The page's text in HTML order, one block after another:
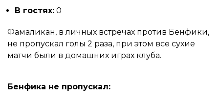
В гостях: 0
Фамаликан, в личных встречах против Бенфики,
не пропускал голы 2 раза, при этом все сухие
матчи были в домашних играх клуба.
Бенфика не пропускал: